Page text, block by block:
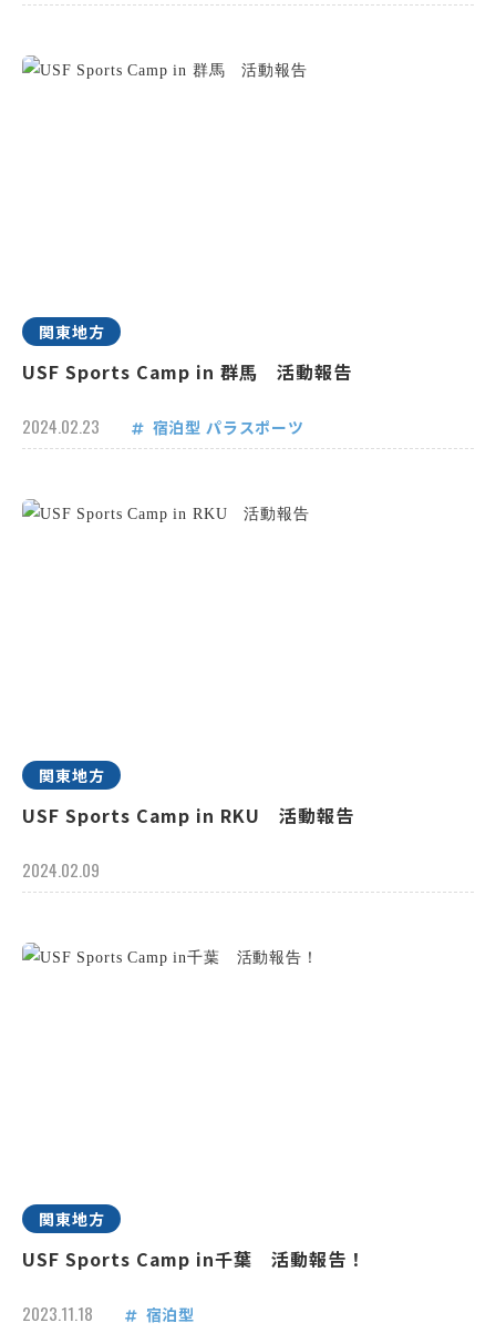
関東地方
USF Sports Camp in 群馬 活動報告
2024.02.23 宿泊型 パラスポーツ
関東地方
USF Sports Camp in RKU 活動報告
2024.02.09
関東地方
USF Sports Camp in千葉 活動報告！
2023.11.18 宿泊型